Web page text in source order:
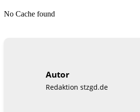
No Cache found
Autor
Redaktion stzgd.de